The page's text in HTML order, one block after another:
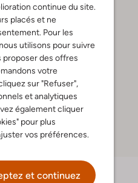
continue du site.
placés et ne
Pour les
utilisons pour suivre
des offres
votre
sur "Refuser",
et analytiques
également cliquer
pour plus
vos préférences.
et continuez
Pantalon de jogging